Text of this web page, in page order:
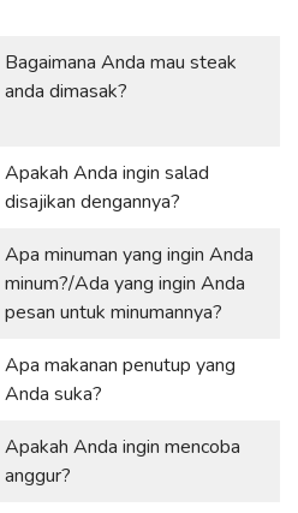
Bagaimana Anda mau steak
anda dimasak?
Apakah Anda ingin salad
disajikan dengannya?
Apa minuman yang ingin Anda
minum?/Ada yang ingin Anda
pesan untuk minumannya?
Apa makanan penutup yang
Anda suka?
Apakah Anda ingin mencoba
anggur?